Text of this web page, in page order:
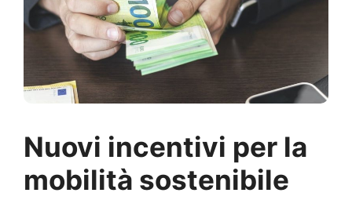
Nuovi incentivi per la
mobilità sostenibile